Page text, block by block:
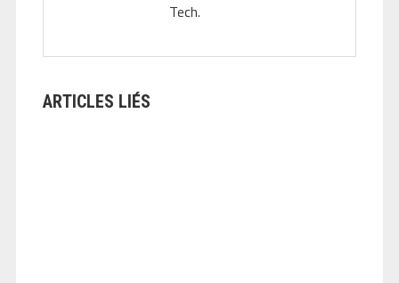
Tech.
ARTICLES LIÉS